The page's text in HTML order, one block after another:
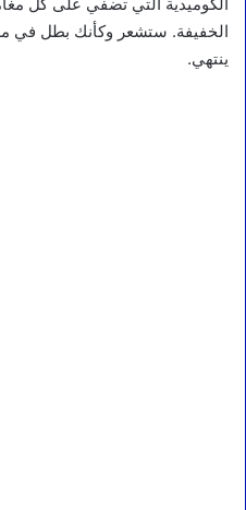
الخفيفة. ستشعر وكأنك بطل في
ينتهي.